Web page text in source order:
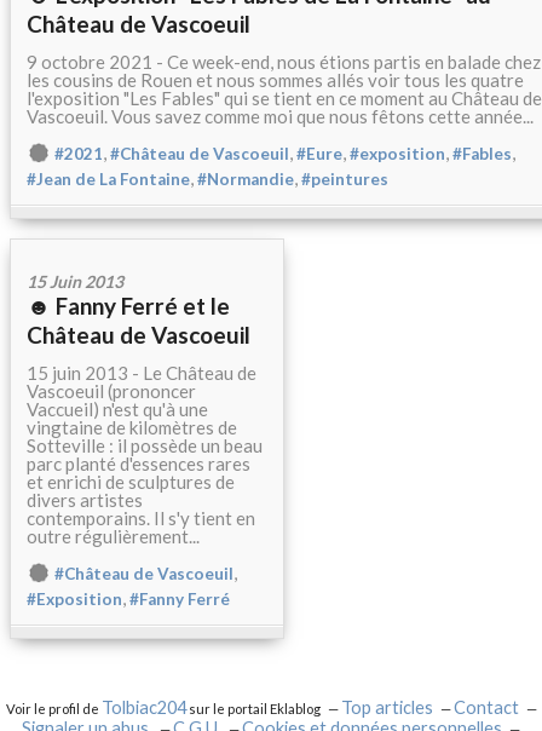
Château de Vascoeuil
9 octobre 2021 - Ce week-end, nous étions partis en balade chez
les cousins de Rouen et nous sommes allés voir tous les quatre
l'exposition "Les Fables" qui se tient en ce moment au Château de
Vascoeuil. Vous savez comme moi que nous fêtons cette année...
#2021,#Château de Vascoeuil,#Eure,#exposition,#Fables,
#Jean de La Fontaine,#Normandie,#peintures
15 Juin 2013
☻ Fanny Ferré et le
Château de Vascoeuil
15 juin 2013 - Le Château de
Vascoeuil (prononcer
Vaccueil) n'est qu'à une
vingtaine de kilomètres de
Sotteville : il possède un beau
parc planté d'essences rares
et enrichi de sculptures de
divers artistes
contemporains. Il s'y tient en
outre régulièrement...
#Château de Vascoeuil,
#Exposition,#Fanny Ferré
Voir le profil de Tolbiac204sur le portail Eklablog Top articles
Contact